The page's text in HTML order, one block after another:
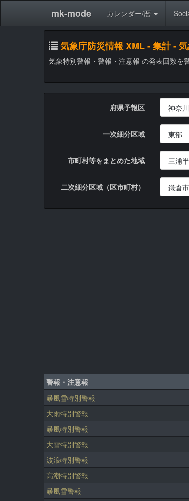
mk-mode カレンダー/暦
気象庁防災情報 XML - 集計 -
気象特別警報・警報・注意報 の発表回数を
府県予報区
一次細分区域
市町村等をまとめた地域
二次細分区域（区市町村）
警報・注意報
暴風雪特別警報
大雨特別警報
暴風特別警報
大雪特別警報
波浪特別警報
高潮特別警報
暴風雪警報